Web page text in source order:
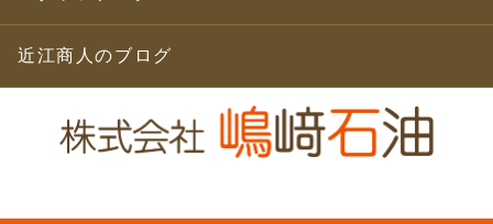
近江商人のブログ